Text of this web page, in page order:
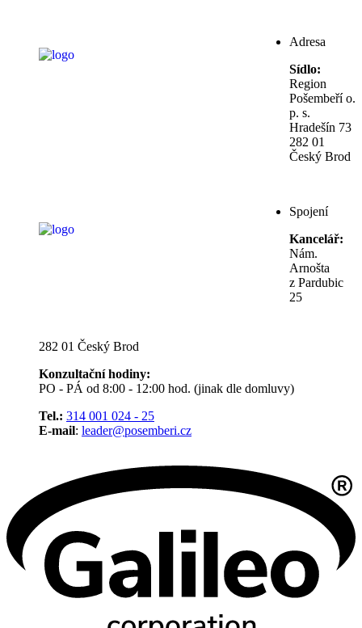
Adresa
Sídlo:
Region
Pošembeří o.
p. s.
Hradešín 73
282 01
Český Brod
Spojení
Kancelář:
Nám.
Arnošta
z Pardubic
25
282 01 Český Brod
Konzultační hodiny:
PO - PÁ od 8:00 - 12:00 hod. (jinak dle domluvy)
Tel.: 314 001 024 - 25
E-mail: leader@posemberi.cz